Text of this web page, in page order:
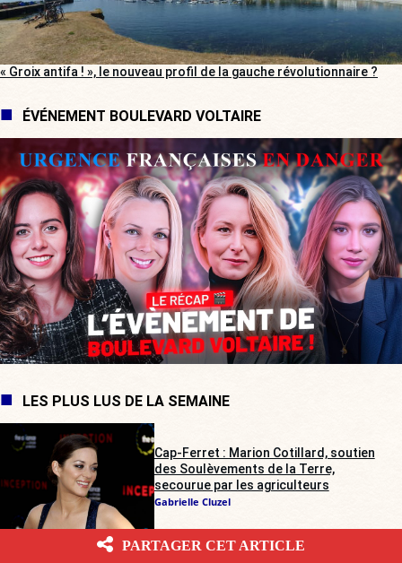
« Groix antifa ! », le nouveau profil de la gauche révolutionnaire ?
ÉVÉNEMENT BOULEVARD VOLTAIRE
LES PLUS LUS DE LA SEMAINE
Cap-Ferret : Marion Cotillard, soutien
des Soulèvements de la Terre,
secourue par les agriculteurs
Gabrielle Cluzel
PARTAGER CET ARTICLE